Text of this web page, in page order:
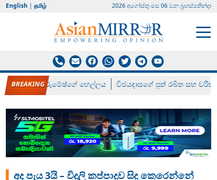
English | தமிழ் 2026 අගෝස්‍තු මස 06 වන බ්‍රහස්පතින්දා
රන් ගෙනා රුමේෂ්ගේ හෙල්ලය විජයදාසගේ පුත් රඛිත සහ චරිත්
අද පැය 3යි – විදුලි කප්පාදුව සිදු කෙරෙන්නේ